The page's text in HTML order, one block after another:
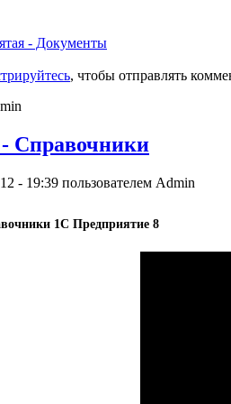
- Документы
, чтобы отправлять
- Справочники
- 19:39 пользователем Admin
1С Предприятие 8